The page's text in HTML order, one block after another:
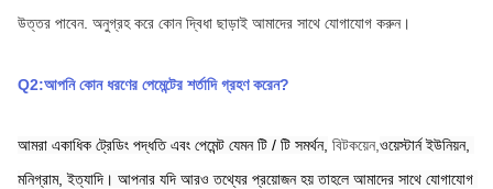
উত্তর পাবেন. অনুগ্রহ করে কোন দ্বিধা ছাড়াই আমাদের সাথে যোগাযোগ করুন।
Q2:আপনি কোন ধরণের পেমেন্টের শর্তাদি গ্রহণ করেন?
আমরা একাধিক ট্রেডিং পদ্ধতি এবং পেমেন্ট যেমন টি / টি সমর্থন, বিটকয়েন,ওয়েস্টার্ন ইউনিয়ন,
মনিগ্রাম, ইত্যাদি। আপনার যদি আরও তথ্যের প্রয়োজন হয় তাহলে আমাদের সাথে যোগাযোগ